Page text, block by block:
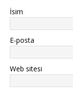
İsim
E-posta
Web sitesi